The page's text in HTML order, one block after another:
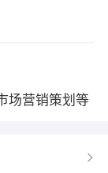
场营销策划等